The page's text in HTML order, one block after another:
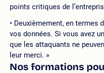
points critiques de
Deuxièmement, en termes
vos données. Si vous avez
que les attaquants ne
leur merci. »
Nos formations